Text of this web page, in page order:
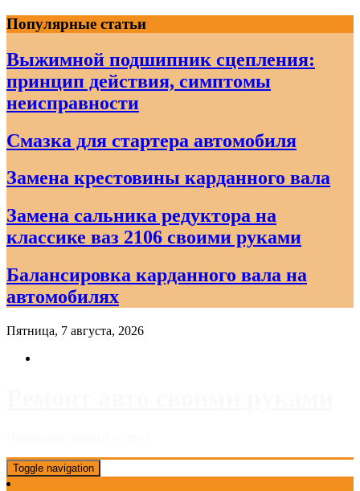
Skip
to
content
Популярные статьи
Выжимной подшипник сцепления:
принцип действия, симптомы
неисправности
Смазка для стартера автомобиля
Замена крестовины карданного вала
Замена сальника редуктора на
классике ваз 2106 своими руками
Балансировка карданного вала на
автомобилях
Пятница, 7 августа, 2026
Toggle navigation